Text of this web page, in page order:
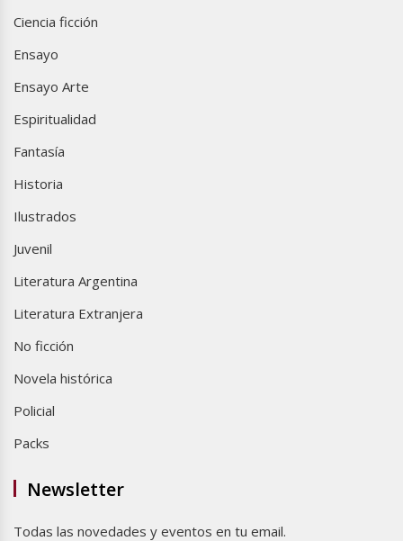
Ciencia ficción
Ensayo
Ensayo Arte
Espiritualidad
Fantasía
Historia
Ilustrados
Juvenil
Literatura Argentina
Literatura Extranjera
No ficción
Novela histórica
Policial
Packs
Newsletter
Todas las novedades y eventos en tu email.